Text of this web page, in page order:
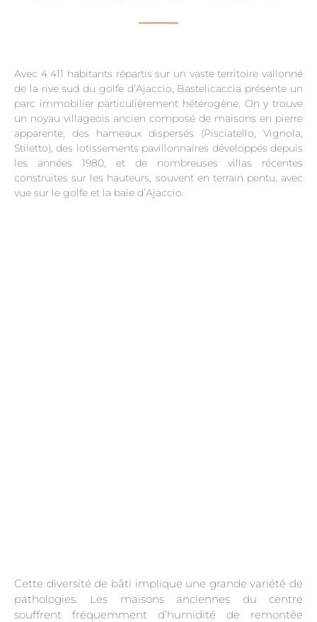
Avec 4 411 habitants répartis sur un vaste territoire vallonné
de la rive sud du golfe d’Ajaccio, Bastelicaccia présente un
parc immobilier particulièrement hétérogène. On y trouve
un noyau villageois ancien composé de maisons en pierre
apparente, des hameaux dispersés (Pisciatello, Vignola,
Stiletto), des lotissements pavillonnaires développés depuis
les années 1980, et de nombreuses villas récentes
construites sur les hauteurs, souvent en terrain pentu, avec
vue sur le golfe et la baie d’Ajaccio.
Cette diversité de bâti implique une grande variété de
pathologies. Les maisons anciennes du centre
souffrent fréquemment d’humidité de remontée